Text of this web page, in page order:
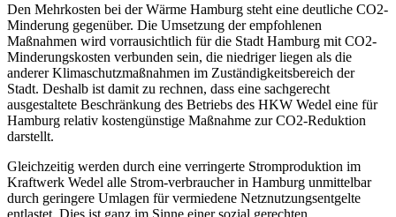
Den Mehrkosten bei der Wärme Hamburg steht eine deutliche CO2-
Minderung gegenüber. Die Umsetzung der empfohlenen
Maßnahmen wird vorrausichtlich für die Stadt Hamburg mit CO2-
Minderungskosten verbunden sein, die niedriger liegen als die
anderer Klimaschutzmaßnahmen im Zuständigkeitsbereich der
Stadt. Deshalb ist damit zu rechnen, dass eine sachgerecht
ausgestaltete Beschränkung des Betriebs des HKW Wedel eine für
Hamburg relativ kostengünstige Maßnahme zur CO2-Reduktion
darstellt.
Gleichzeitig werden durch eine verringerte Stromproduktion im
Kraftwerk Wedel alle Strom-verbraucher in Hamburg unmittelbar
durch geringere Umlagen für vermiedene Netznutzungsentgelte
entlastet. Dies ist ganz im Sinne einer sozial gerechten